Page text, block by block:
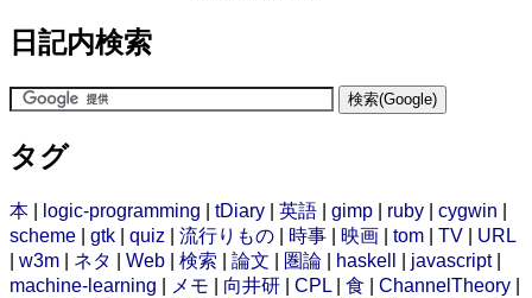
日記内検索
タグ
本 logic-programming tDiary 英語 gimp ruby cygwin
scheme
gtk quiz 流行りもの 時事 映画 tom TV
URL
w3m ネタ Web 検索 論文 圏論 haskell javascript|
machine-learning
メモ 向井研 CPL 食 ChannelTheory